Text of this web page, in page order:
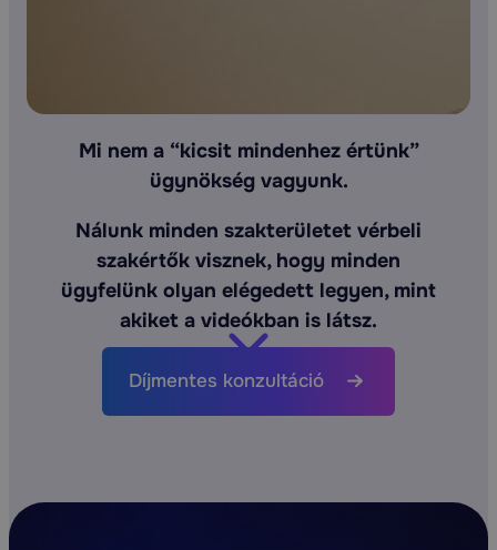
Mi nem a “kicsit mindenhez értünk”
ügynökség vagyunk.
Nálunk minden szakterületet vérbeli
szakértők visznek, hogy minden
ügyfelünk olyan elégedett legyen, mint
akiket a videókban is látsz.
Díjmentes konzultáció